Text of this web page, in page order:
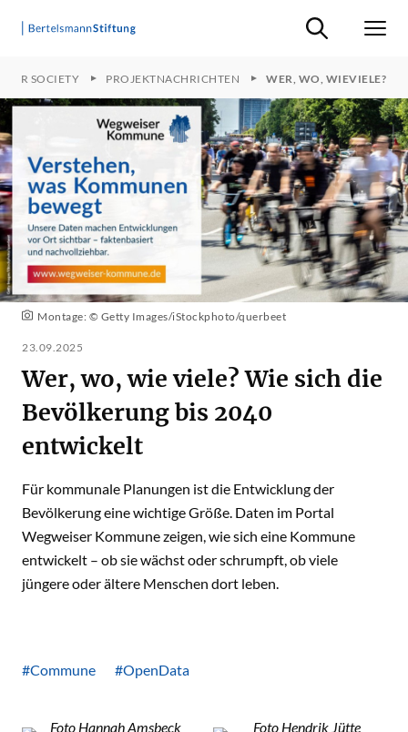
Suche ein-/
FOR SOCIETY PROJEKTNACHRICHTEN WER, WO, WIEVIELE?
Montage: © Getty Images/iStockphoto/querbeet
23.09.2025
Wer, wo, wie viele? Wie sich die
Bevölkerung bis 2040
entwickelt
Für kommunale Planungen ist die Entwicklung der
Bevölkerung eine wichtige Größe. Daten im Portal
Wegweiser Kommune zeigen, wie sich eine Kommune
entwickelt – ob sie wächst oder schrumpft, ob viele
jüngere oder ältere Menschen dort leben.
#Commune #OpenData